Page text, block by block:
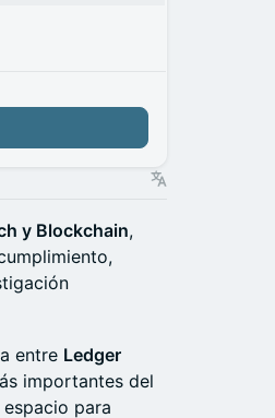
y Blockchain,
entre Ledger
importantes del
para